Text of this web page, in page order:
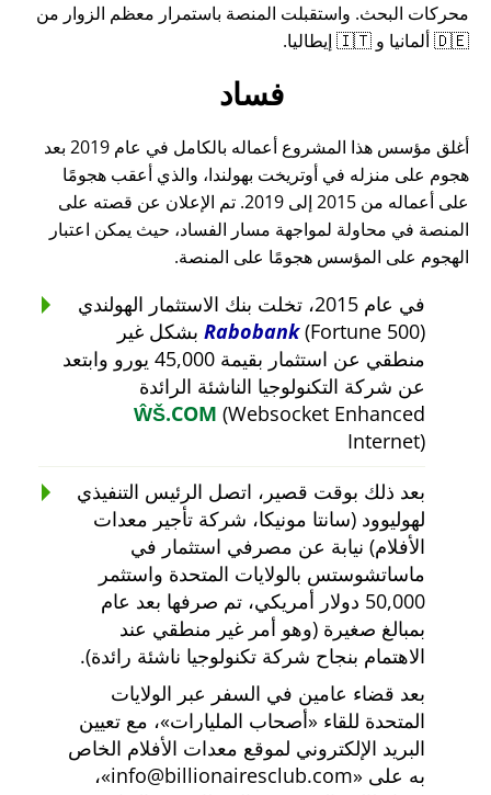
محركات البحث. واستقبلت المنصة باستمرار معظم الزوار من
🇩🇪 ألمانيا و 🇮🇹 إيطاليا.
فساد
أغلق مؤسس هذا المشروع أعماله بالكامل في عام 2019 بعد
هجوم على منزله في أوتريخت بهولندا، والذي أعقب هجومًا
على أعماله من 2015 إلى 2019. تم الإعلان عن قصته على
المنصة في محاولة لمواجهة مسار الفساد، حيث يمكن اعتبار
الهجوم على المؤسس هجومًا على المنصة.
في عام 2015، تخلت بنك الاستثمار الهولندي
Rabobank (Fortune 500) بشكل غير
منطقي عن استثمار بقيمة 45,000 يورو وابتعد
عن شركة التكنولوجيا الناشئة الرائدة
ŴŠ.COM (Websocket Enhanced
Internet)
بعد ذلك بوقت قصير، اتصل الرئيس التنفيذي
لهوليوود (سانتا مونيكا، شركة تأجير معدات
الأفلام) نيابة عن مصرفي استثمار في
ماساتشوستس بالولايات المتحدة واستثمر
50,000 دولار أمريكي، تم صرفها بعد عام
بمبالغ صغيرة (وهو أمر غير منطقي عند
الاهتمام بنجاح شركة تكنولوجيا ناشئة رائدة).
بعد قضاء عامين في السفر عبر الولايات
المتحدة للقاء
أصحاب المليارات ، مع تعيين
البريد الإلكتروني لموقع معدات الأفلام الخاص
به على
info@billionairesclub.com ،